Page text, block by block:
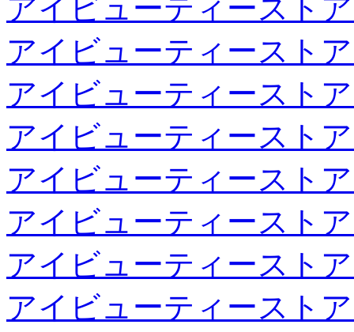
アイビューティースト
アイビューティースト
アイビューティースト
アイビューティースト
アイビューティースト
アイビューティースト
アイビューティースト
アイビューティースト